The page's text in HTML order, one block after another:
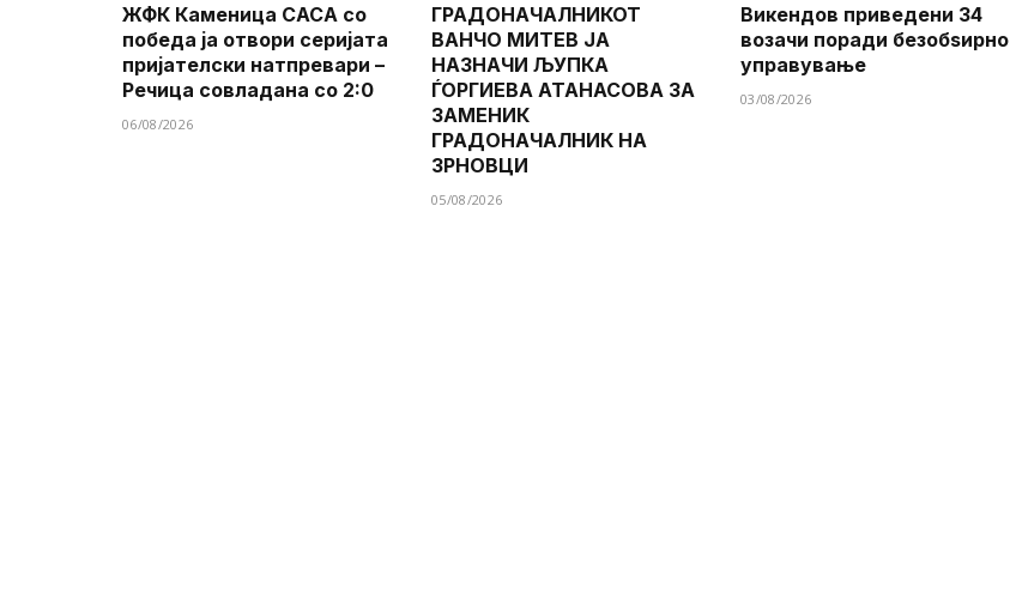
ЖФК Каменица САСА со
победа ја отвори серијата
пријателски натпревари –
Речица совладана со 2:0
06/08/2026
ГРАДОНАЧАЛНИКОТ
ВАНЧО МИТЕВ ЈА
НАЗНАЧИ ЉУПКА
ЃОРГИЕВА АТАНАСОВА ЗА
ЗАМЕНИК
ГРАДОНАЧАЛНИК НА
ЗРНОВЦИ
05/08/2026
Викендов приведени 34
возачи поради безобѕирно
управување
03/08/2026